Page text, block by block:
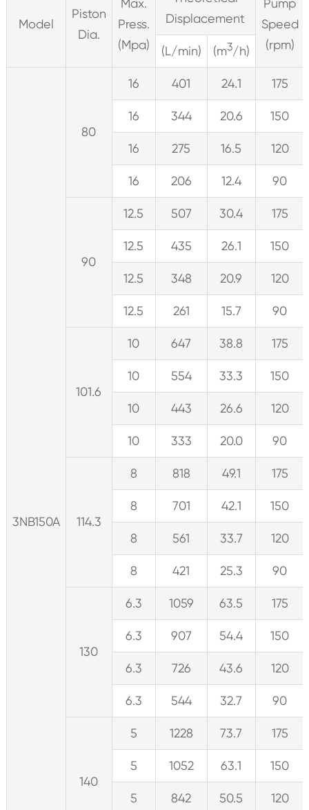
Model
Piston
Dia.
Max.
Press.
(Mpa)
Displacement
Pump
Speed
(rpm)
(L/min) (m3/h)
3NB150A
80
16 401 24.1 175
16 344 20.6 150
16 275 16.5 120
16 206 12.4 90
90
12.5 507 30.4 175
12.5 435 26.1 150
12.5 348 20.9 120
12.5 261 15.7 90
101.6
10 647 38.8 175
10 554 33.3 150
10 443 26.6 120
10 333 20.0 90
114.3
8 818 49.1 175
8 701 42.1 150
8 561 33.7 120
8 421 25.3 90
130
6.3 1059 63.5 175
6.3 907 54.4 150
6.3 726 43.6 120
6.3 544 32.7 90
140
5 1228 73.7 175
5 1052 63.1 150
5 842 50.5 120